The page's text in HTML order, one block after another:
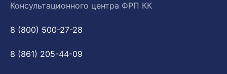
Консультационного центра ФРП КК
8 (800) 500-27-28
8 (861) 205-44-09